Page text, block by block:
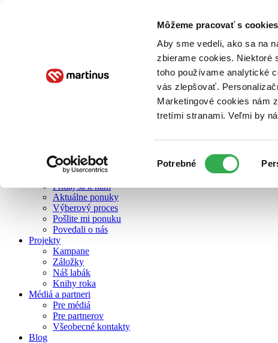
Môžeme pracovať s
Aby sme vedeli, ako sa na
zbierame cookies. Niektoré
toho používame analytické
vás zlepšovať.
Marketingové cookies nám
tretími stranami. Veľmi by
súhlasu
Potrebné
O nás
Zelený Martinus
Nerobíme rozdiely
Pridaj sa k nám
Aktuálne ponuky
Výberový proces
Pošlite mi ponuku
Povedali o nás
Projekty
Kampane
Záložky
Náš labák
Knihy roka
Médiá a partneri
Pre médiá
Pre partnerov
Všeobecné kontakty
Blog